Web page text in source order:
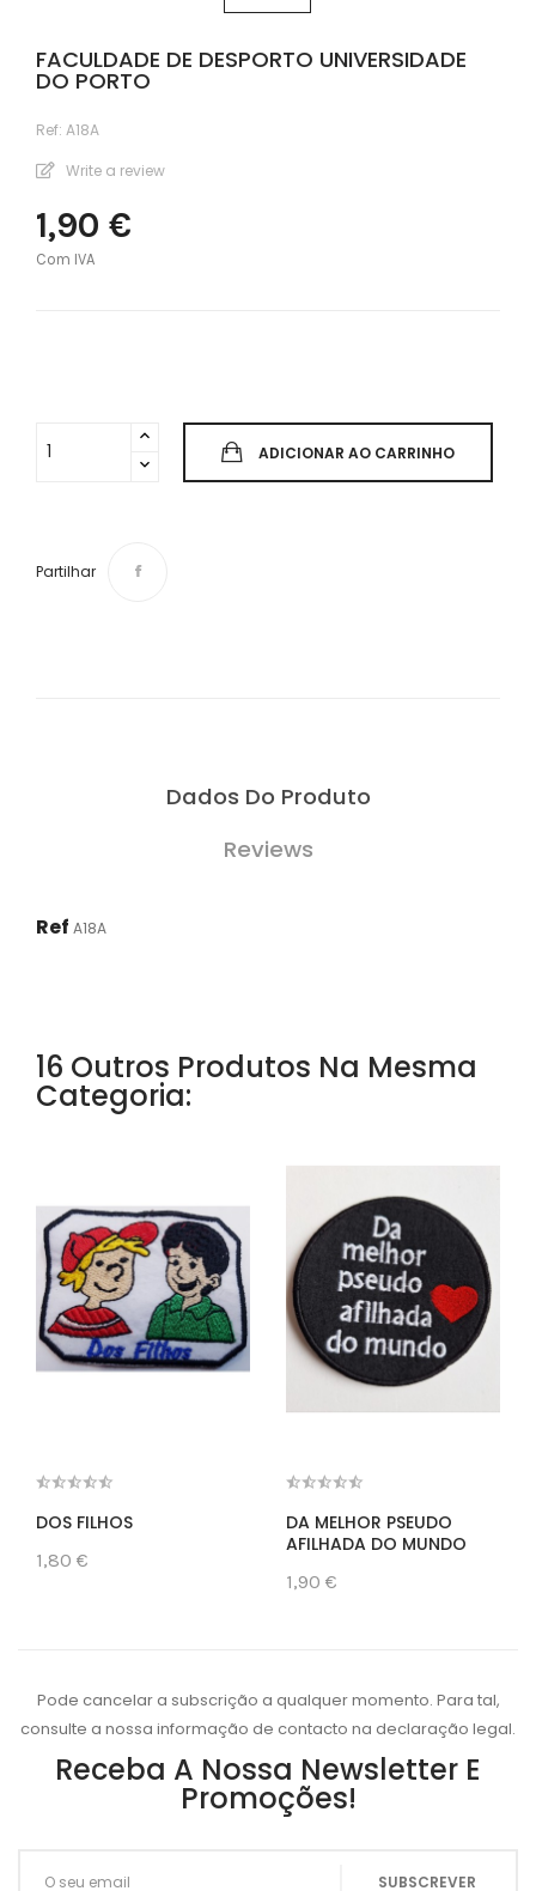
FACULDADE DE DESPORTO UNIVERSIDADE
DO PORTO
Ref: A18A
Write a review
1,90 €
Com IVA
ADICIONAR AO CARRINHO
Partilhar
Dados Do Produto
Reviews
Ref A18A
16 Outros Produtos Na Mesma
Categoria:
DOS FILHOS
1,80 €
DA MELHOR PSEUDO
AFILHADA DO MUNDO
1,90 €
Pode cancelar a subscrição a qualquer momento. Para tal,
consulte a nossa informação de contacto na declaração legal.
Receba A Nossa Newsletter E
Promoções!